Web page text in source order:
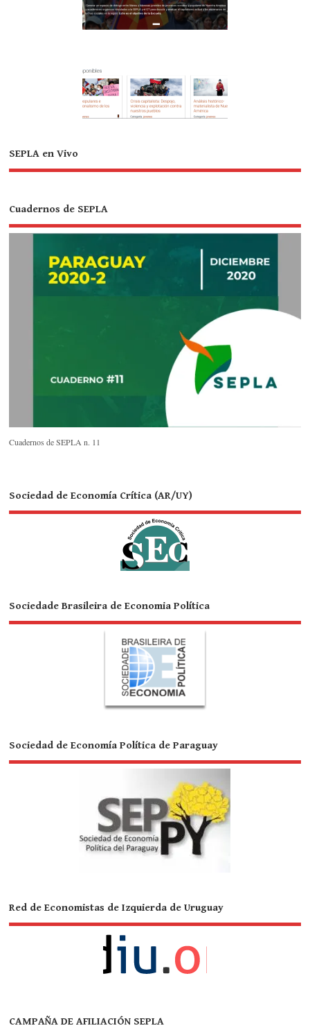
SEPLA en Vivo
Cuadernos de SEPLA
Cuadernos de SEPLA n. 11
Sociedad de Economía Crítica (AR/UY)
Sociedade Brasileira de Economia Política
Sociedad de Economía Política de Paraguay
Red de Economistas de Izquierda de Uruguay
CAMPAÑA DE AFILIACIÓN SEPLA